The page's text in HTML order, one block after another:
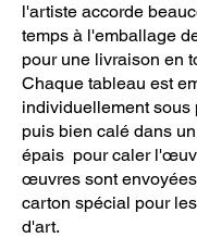
l'artiste accorde
temps à l'emballage
pour une livraison en
Chaque tableau est
individuellement sous
puis bien calé dans
épais pour caler
œuvres sont
carton spécial pour
d'art.